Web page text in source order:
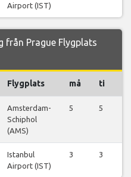
Airport (IST)
från Prague Flygplats
Flygplats må ti
Amsterdam-
Schiphol
(AMS)
5 5
Istanbul
Airport (IST)
3 3